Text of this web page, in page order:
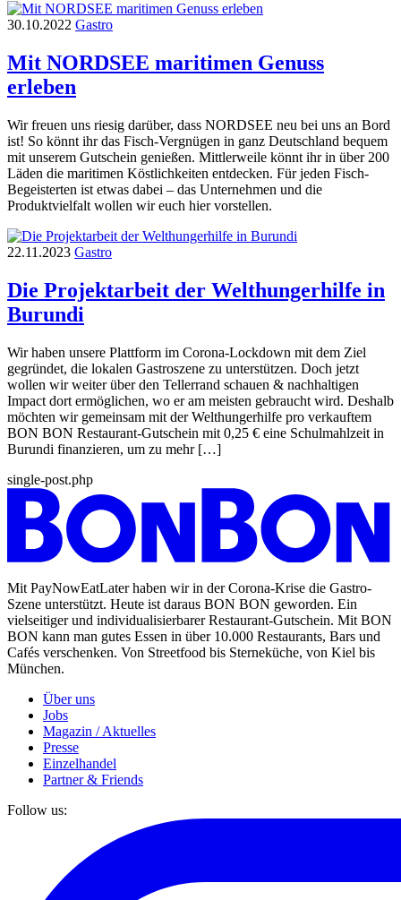
30.10.2022 Gastro
Mit NORDSEE maritimen Genuss
erleben
Wir freuen uns riesig darüber, dass NORDSEE neu bei uns an Bord
ist! So könnt ihr das Fisch-Vergnügen in ganz Deutschland bequem
mit unserem Gutschein genießen. Mittlerweile könnt ihr in über 200
Läden die maritimen Köstlichkeiten entdecken. Für jeden Fisch-
Begeisterten ist etwas dabei – das Unternehmen und die
Produktvielfalt wollen wir euch hier vorstellen.
22.11.2023 Gastro
Die Projektarbeit der Welthungerhilfe in
Burundi
Wir haben unsere Plattform im Corona-Lockdown mit dem Ziel
gegründet, die lokalen Gastroszene zu unterstützen. Doch jetzt
wollen wir weiter über den Tellerrand schauen & nachhaltigen
Impact dort ermöglichen, wo er am meisten gebraucht wird. Deshalb
möchten wir gemeinsam mit der Welthungerhilfe pro verkauftem
BON BON Restaurant-Gutschein mit 0,25 € eine Schulmahlzeit in
Burundi finanzieren, um zu mehr […]
single-post.php
Mit PayNowEatLater haben wir in der Corona-Krise die Gastro-
Szene unterstützt. Heute ist daraus BON BON geworden. Ein
vielseitiger und individualisierbarer Restaurant-Gutschein. Mit BON
BON kann man gutes Essen in über 10.000 Restaurants, Bars und
Cafés verschenken. Von Streetfood bis Sterneküche, von Kiel bis
München.
Über uns
Jobs
Magazin / Aktuelles
Presse
Einzelhandel
Partner & Friends
Follow us: